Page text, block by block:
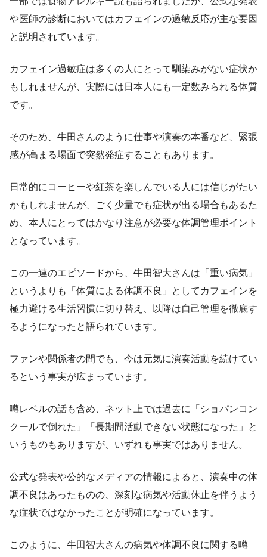
や医師の診断においてはカフェインの過敏反応が主な要因
と説明されています。
カフェイン過敏症は多くの人にとって馴染みがない症状か
もしれませんが、実際には日本人にも一定数みられる体質
です。
そのため、牛田さんのように仕事や演奏の本番など、緊張
感が高まる場面で突然発症することもあります。
日常的にコーヒーや紅茶を楽しんでいる人には信じがたい
かもしれませんが、ごく少量でも症状が出る場合もあるた
め、本人にとってはかなり注意が必要な体調管理ポイント
となっています。
この一連のエピソードから、牛田智大さんは「重い病気」
というよりも「体質による体調不良」としてカフェインを
極力避ける生活習慣に切り替え、以降は自己管理を徹底す
るようになったと語られています。
ファンや関係者の間でも、今は元気に演奏活動を続けてい
るという事実が広まっています。
噂レベルの話も含め、ネット上では過去に「ショパンコン
クールで倒れた」「長期間活動できない状態になった」と
いうものもありますが、いずれも事実ではありません。
公式な発表や公的なメディアの情報によると、演奏中の体
調不良はあったものの、深刻な病気や活動休止を伴うよう
な症状ではなかったことが明確になっています。
このように、牛田智大さんの病気や体調不良に関する噂